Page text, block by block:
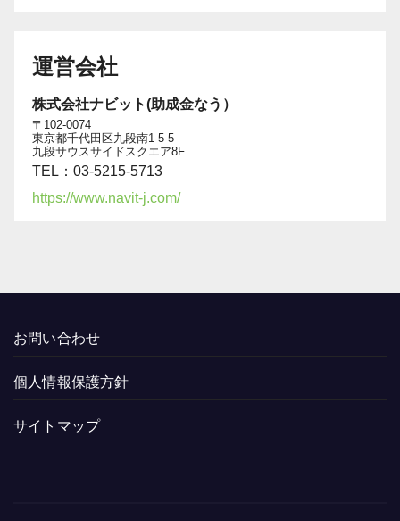
運営会社
株式会社ナビット(助成金なう）
〒102-0074
東京都千代田区九段南1-5-5
九段サウスサイドスクエア8F
TEL：03-5215-5713
https://www.navit-j.com/
お問い合わせ
個人情報保護方針
サイトマップ